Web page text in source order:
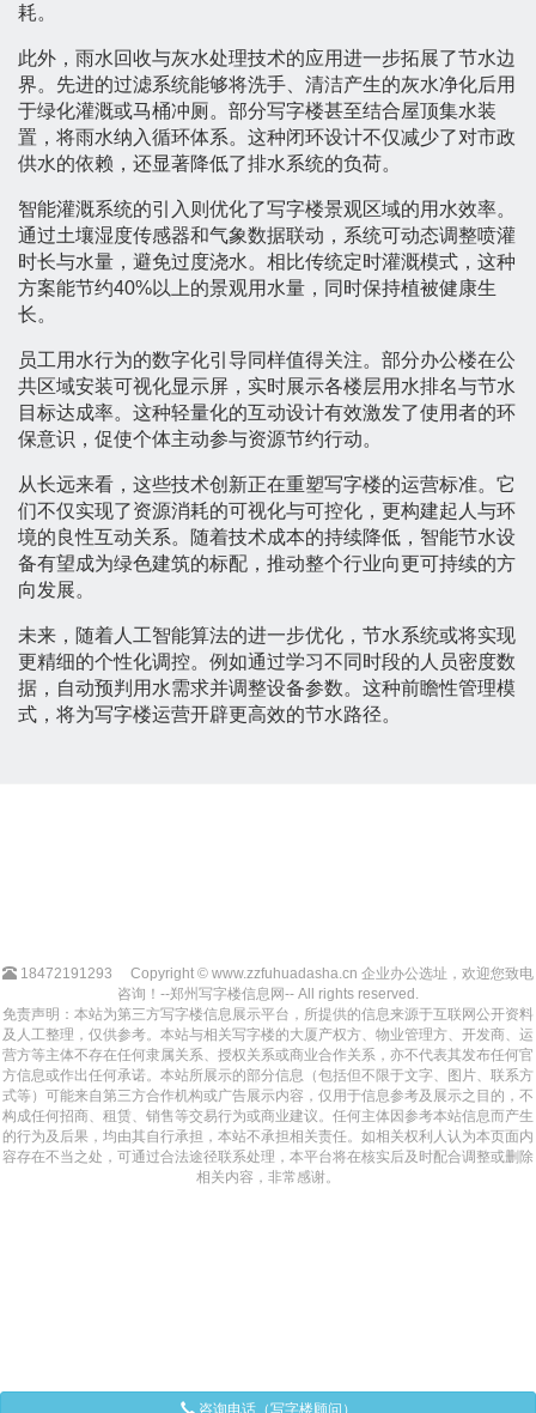
耗。
此外，雨水回收与灰水处理技术的应用进一步拓展了节水边
界。先进的过滤系统能够将洗手、清洁产生的灰水净化后用
于绿化灌溉或马桶冲厕。部分写字楼甚至结合屋顶集水装
置，将雨水纳入循环体系。这种闭环设计不仅减少了对市政
供水的依赖，还显著降低了排水系统的负荷。
智能灌溉系统的引入则优化了写字楼景观区域的用水效率。
通过土壤湿度传感器和气象数据联动，系统可动态调整喷灌
时长与水量，避免过度浇水。相比传统定时灌溉模式，这种
方案能节约40%以上的景观用水量，同时保持植被健康生
长。
员工用水行为的数字化引导同样值得关注。部分办公楼在公
共区域安装可视化显示屏，实时展示各楼层用水排名与节水
目标达成率。这种轻量化的互动设计有效激发了使用者的环
保意识，促使个体主动参与资源节约行动。
从长远来看，这些技术创新正在重塑写字楼的运营标准。它
们不仅实现了资源消耗的可视化与可控化，更构建起人与环
境的良性互动关系。随着技术成本的持续降低，智能节水设
备有望成为绿色建筑的标配，推动整个行业向更可持续的方
向发展。
未来，随着人工智能算法的进一步优化，节水系统或将实现
更精细的个性化调控。例如通过学习不同时段的人员密度数
据，自动预判用水需求并调整设备参数。这种前瞻性管理模
式，将为写字楼运营开辟更高效的节水路径。
18472191293
Copyright © www.zzfuhuadasha.cn 企业办公选址，欢迎您致电
咨询！--郑州写字楼信息网-- All rights reserved.
免责声明：本站为第三方写字楼信息展示平台，所提供的信息来源于互联网公开资料
及人工整理，仅供参考。本站与相关写字楼的大厦产权方、物业管理方、开发商、运
营方等主体不存在任何隶属关系、授权关系或商业合作关系，亦不代表其发布任何官
方信息或作出任何承诺。本站所展示的部分信息（包括但不限于文字、图片、联系方
式等）可能来自第三方合作机构或广告展示内容，仅用于信息参考及展示之目的，不
构成任何招商、租赁、销售等交易行为或商业建议。任何主体因参考本站信息而产生
的行为及后果，均由其自行承担，本站不承担相关责任。如相关权利人认为本页面内
容存在不当之处，可通过合法途径联系处理，本平台将在核实后及时配合调整或删除
相关内容，非常感谢。
咨询电话（写字楼顾问）